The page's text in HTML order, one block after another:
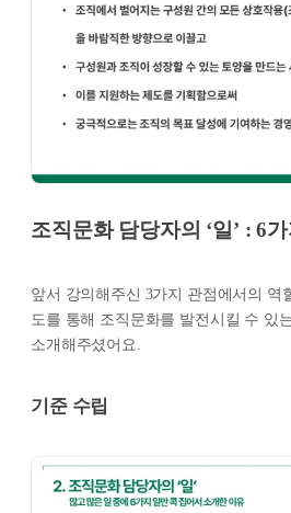
조직문화 담당자의 ‘일’ : 6
앞서 강의해주신 3가지 관점에서의 역
도를 통해 조직문화를 발전시킬 수 있
소개해주셨어요.
기준 수립